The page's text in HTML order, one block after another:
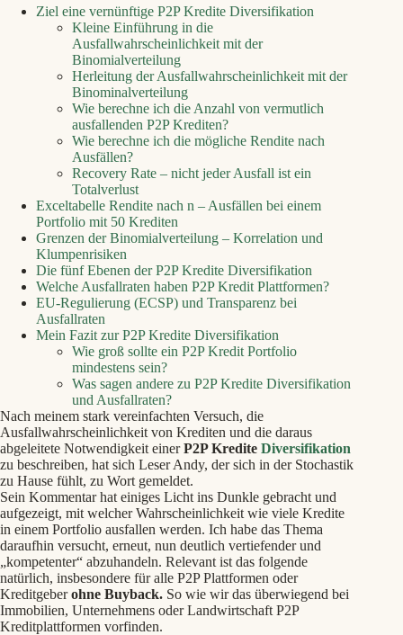
Ziel eine vernünftige P2P Kredite Diversifikation
Kleine Einführung in die
Ausfallwahrscheinlichkeit mit der
Binomialverteilung
Herleitung der Ausfallwahrscheinlichkeit mit der
Binominalverteilung
Wie berechne ich die Anzahl von vermutlich
ausfallenden P2P Krediten?
Wie berechne ich die mögliche Rendite nach
Ausfällen?
Recovery Rate – nicht jeder Ausfall ist ein
Totalverlust
Exceltabelle Rendite nach n – Ausfällen bei einem
Portfolio mit 50 Krediten
Grenzen der Binomialverteilung – Korrelation und
Klumpenrisiken
Die fünf Ebenen der P2P Kredite Diversifikation
Welche Ausfallraten haben P2P Kredit Plattformen?
EU-Regulierung (ECSP) und Transparenz bei
Ausfallraten
Mein Fazit zur P2P Kredite Diversifikation
Wie groß sollte ein P2P Kredit Portfolio
mindestens sein?
Was sagen andere zu P2P Kredite Diversifikation
und Ausfallraten?
Nach meinem stark vereinfachten Versuch, die
Ausfallwahrscheinlichkeit von Krediten und die daraus
abgeleitete Notwendigkeit einerP2P Kredite Diversifikation
zu beschreiben, hat sich Leser Andy, der sich in der Stochastik
zu Hause fühlt, zu Wort gemeldet.
Sein Kommentar hat einiges Licht ins Dunkle gebracht und
aufgezeigt, mit welcher Wahrscheinlichkeit wie viele Kredite
in einem Portfolio ausfallen werden. Ich habe das Thema
daraufhin versucht, erneut, nun deutlich vertiefender und
„kompetenter“ abzuhandeln. Relevant ist das folgende
natürlich, insbesondere für alle P2P Plattformen oder
Kreditgeberohne Buyback. So wie wir das überwiegend bei
Immobilien, Unternehmens oder Landwirtschaft P2P
Kreditplattformen vorfinden.